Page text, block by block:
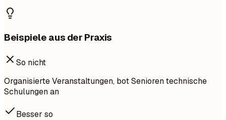
Beispiele aus der Praxis
So nicht
Organisierte Veranstaltungen, bot Senioren technische
Schulungen an
Besser so